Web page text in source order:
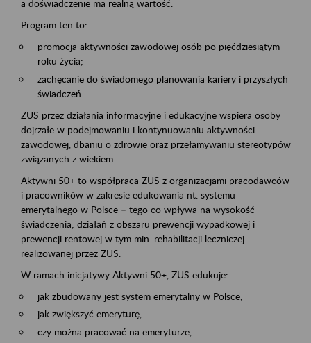
a doświadczenie ma realną wartość.
Program ten to:
promocja aktywności zawodowej osób po pięćdziesiątym
roku życia;
zachęcanie do świadomego planowania kariery i przyszłych
świadczeń.
ZUS przez działania informacyjne i edukacyjne wspiera osoby
dojrzałe w podejmowaniu i kontynuowaniu aktywności
zawodowej, dbaniu o zdrowie oraz przełamywaniu stereotypów
związanych z wiekiem.
Aktywni 50+ to współpraca ZUS z organizacjami pracodawców
i pracowników w zakresie edukowania nt. systemu
emerytalnego w Polsce – tego co wpływa na wysokość
świadczenia; działań z obszaru prewencji wypadkowej i
prewencji rentowej w tym min. rehabilitacji leczniczej
realizowanej przez ZUS.
W ramach inicjatywy Aktywni 50+, ZUS edukuje:
jak zbudowany jest system emerytalny w Polsce,
jak zwiększyć emeryturę,
czy można pracować na emeryturze,